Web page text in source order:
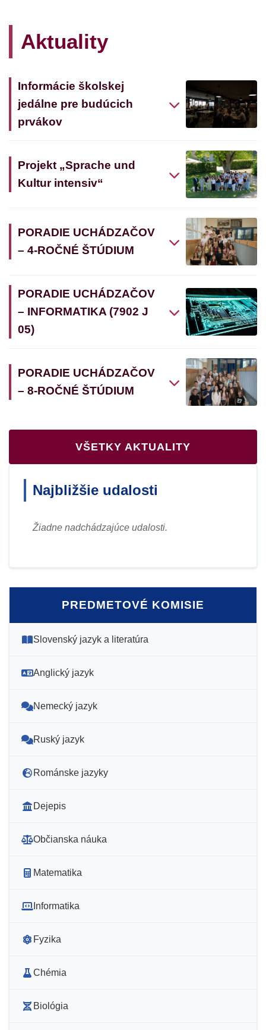
Aktuality
Informácie školskej
jedálne pre budúcich
prvákov
Projekt „Sprache und
Kultur intensiv“
PORADIE UCHÁDZAČOV
– 4-ROČNÉ ŠTÚDIUM
PORADIE UCHÁDZAČOV
– INFORMATIKA (7902 J
05)
PORADIE UCHÁDZAČOV
– 8-ROČNÉ ŠTÚDIUM
VŠETKY AKTUALITY
Najbližšie udalosti
Žiadne nadchádzajúce udalosti.
PREDMETOVÉ KOMISIE
Slovenský jazyk a literatúra
Anglický jazyk
Nemecký jazyk
Ruský jazyk
Románske jazyky
Dejepis
Občianska náuka
Matematika
Informatika
Fyzika
Chémia
Biológia